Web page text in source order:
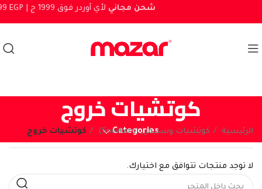
كوتشيات خروج
Categories الرئيسية كوتشيات وسنيكرز (Sneakers) كوتشيات خروج
لا توجد منتجات تتوافق مع اختيارك.
EGP | شحن مجانيلأي أوردر فوق 1999 ج